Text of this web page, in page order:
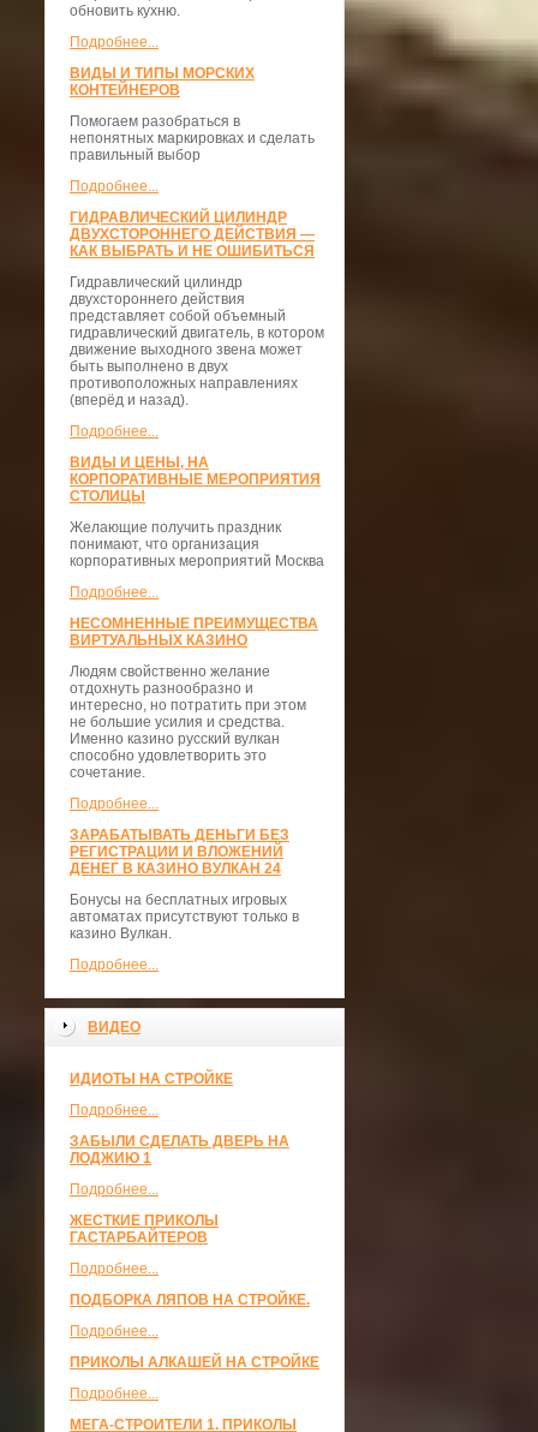
обновить кухню.
Подробнее...
ВИДЫ И ТИПЫ МОРСКИХ
КОНТЕЙНЕРОВ
Помогаем разобраться в
непонятных маркировках и сделать
правильный выбор
Подробнее...
ГИДРАВЛИЧЕСКИЙ ЦИЛИНДР
ДВУХСТОРОННЕГО ДЕЙСТВИЯ —
КАК ВЫБРАТЬ И НЕ ОШИБИТЬСЯ
Гидравлический цилиндр
двухстороннего действия
представляет собой объемный
гидравлический двигатель, в котором
движение выходного звена может
быть выполнено в двух
противоположных направлениях
(вперёд и назад).
Подробнее...
ВИДЫ И ЦЕНЫ, НА
КОРПОРАТИВНЫЕ МЕРОПРИЯТИЯ
СТОЛИЦЫ
Желающие получить праздник
понимают, что организация
корпоративных мероприятий Москва
Подробнее...
НЕСОМНЕННЫЕ ПРЕИМУЩЕСТВА
ВИРТУАЛЬНЫХ КАЗИНО
Людям свойственно желание
отдохнуть разнообразно и
интересно, но потратить при этом
не большие усилия и средства.
Именно казино русский вулкан
способно удовлетворить это
сочетание.
Подробнее...
ЗАРАБАТЫВАТЬ ДЕНЬГИ БЕЗ
РЕГИСТРАЦИИ И ВЛОЖЕНИЙ
ДЕНЕГ В КАЗИНО ВУЛКАН 24
Бонусы на бесплатных игровых
автоматах присутствуют только в
казино Вулкан.
Подробнее...
ВИДЕО
ИДИОТЫ НА СТРОЙКЕ
Подробнее...
ЗАБЫЛИ СДЕЛАТЬ ДВЕРЬ НА
ЛОДЖИЮ 1
Подробнее...
ЖЕСТКИЕ ПРИКОЛЫ
ГАСТАРБАЙТЕРОВ
Подробнее...
ПОДБОРКА ЛЯПОВ НА СТРОЙКЕ.
Подробнее...
ПРИКОЛЫ АЛКАШЕЙ НА СТРОЙКЕ
Подробнее...
МЕГА-СТРОИТЕЛИ 1. ПРИКОЛЫ